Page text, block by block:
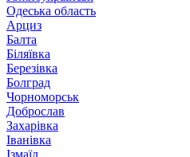
Одеська область
Арциз
Балта
Біляївка
Березівка
Болград
Чорноморськ
Доброслав
Захарівка
Іванівка
Ізмаїл